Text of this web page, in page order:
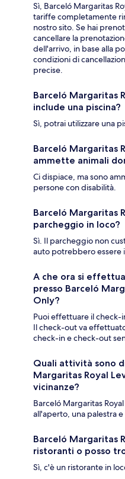
Sì, Barceló Margaritas
tariffe completamente
nostro sito. Se hai
cancellare la
dell'arrivo, in base alla
condizioni di
precise.
Barceló Margaritas
include una piscina?
Sì, potrai utilizzare una
Barceló Margaritas
ammette animali
Ci dispiace, ma sono
persone con disabilità.
Barceló Margaritas
parcheggio in loco?
Sì. Il parcheggio non
auto potrebbero essere
A che ora si
presso Barceló
Only?
Puoi effettuare il check-
Il check-out va
check-in e check-out
Quali attività sono
Margaritas Royal
vicinanze?
Barceló Margaritas
all'aperto, una palestra
Barceló Margaritas
ristoranti o posso
Sì, c'è un ristorante in